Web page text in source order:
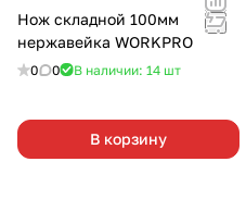
Нож складной 100мм
нержавейка WORKPRO
0 0 В наличии: 14 шт
В корзину